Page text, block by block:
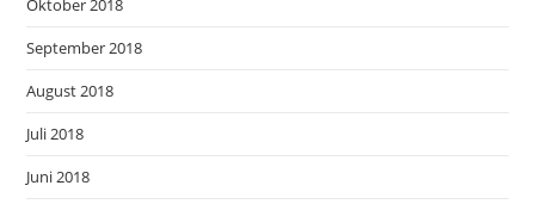
Oktober 2018
September 2018
August 2018
Juli 2018
Juni 2018